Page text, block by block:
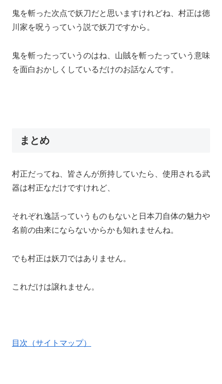
鬼を斬った次点で妖刀だと思いますけれどね、村正は徳
川家を呪うっていう説で妖刀ですから。
鬼を斬ったっていうのはね、山賊を斬ったっていう意味
を面白おかしくしているだけのお話なんです。
まとめ
村正だってね、皆さんが所持していたら、使用される武
器は村正なだけですけれど、
それぞれ逸話っていうものもないと日本刀自体の魅力や
名前の由来にならないからかも知れませんね。
でも村正は妖刀ではありません。
これだけは譲れません。
目次（サイトマップ）